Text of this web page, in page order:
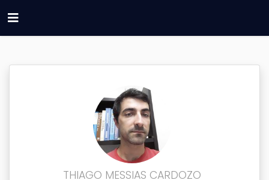
THIAGO MESSIAS CARDOZO